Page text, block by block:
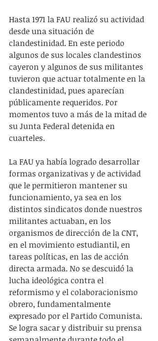
Hasta 1971 la FAU realizó su actividad
desde una situación de
clandestinidad. En este periodo
algunos de sus locales clandestinos
cayeron y algunos de sus militantes
tuvieron que actuar totalmente en la
clandestinidad, pues aparecían
públicamente requeridos. Por
momentos tuvo a más de la mitad de
su Junta Federal detenida en
cuarteles.
La FAU ya había logrado desarrollar
formas organizativas y de actividad
que le permitieron mantener su
funcionamiento, ya sea en los
distintos sindicatos donde nuestros
militantes actuaban, en los
organismos de dirección de la CNT,
en el movimiento estudiantil, en
tareas políticas, en las de acción
directa armada. No se descuidó la
lucha ideológica contra el
reformismo y el colaboracionismo
obrero, fundamentalmente
expresado por el Partido Comunista.
Se logra sacar y distribuir su prensa